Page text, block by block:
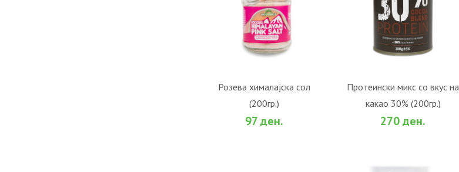
Розева хималајска сол
(200гр.)
97 ден.
ВО КОШНИЧКА
Во желби За споредба
Протеински микс со вкус на
какао 30% (200гр.)
270 ден.
ВО КОШНИЧКА
Во желби За споредба